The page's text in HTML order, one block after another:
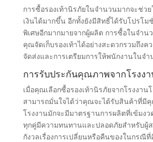
การซื้อรองเท้านิรภัยในจำนวนมากจะช่ว
เงินได้มากขึ้น อีกทั้งยังมีสิทธิ์ได้รับโปรโ
พิเศษอีกมากมายจากผู้ผลิต การซื้อในจำน
คุณจัดเก็บรองเท้าได้อย่างสะดวกรวมถึงค
จัดส่งและการเตรียมการให้พนักงานในจ
การรับประกันคุณภาพจากโรงง
เมื่อคุณเลือกซื้อรองเท้านิรภัยจากโรงงาน
สามารถมั่นใจได้ว่าคุณจะได้รับสินค้าที่มีคุ
โรงงานมักจะมีมาตรฐานการผลิตที่เข้มงว
ทุกคู่มีความทนทานและปลอดภัยสำหรับผู้ส
กังวลเรื่องการเปลี่ยนหรือคืนของในกรณี